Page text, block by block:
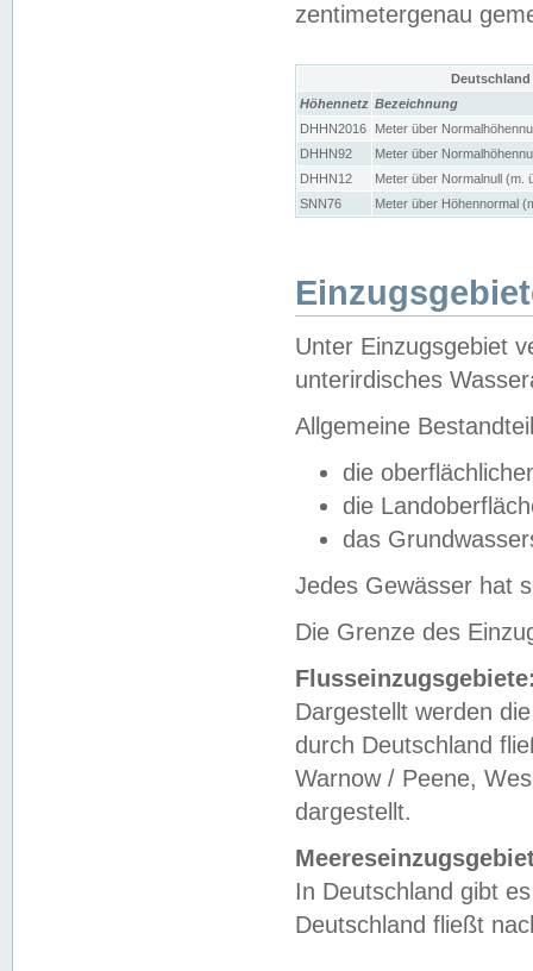
zentimetergenau
Höhennetz Bezeichnung
DHHN2016
Meter über
DHHN92
Meter über
DHHN12
Meter über Normalnull (m.
SNN76
Meter über Höhennormal
Unter Einzugsgebiet
unterirdisches
Allgemeine
die
die
das
Jedes Gewässer hat
Die Grenze des
Dargestellt werden
durch Deutschland
Warnow / Peene,
dargestellt.
In Deutschland gibt
Deutschland fließt